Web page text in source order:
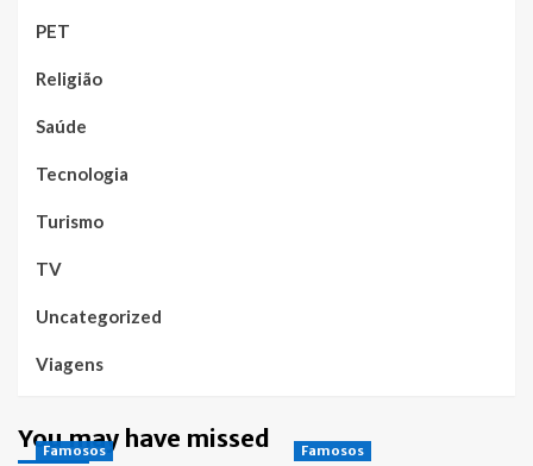
PET
Religião
Saúde
Tecnologia
Turismo
TV
Uncategorized
Viagens
You may have missed
Famosos Famosos